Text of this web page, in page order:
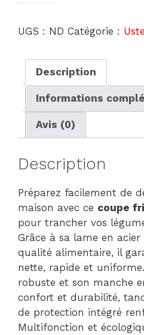
Frite
UGS : ND Catégorie :
Description
Informations
Avis (0)
Description
Préparez facilement de
maison avec ce coupe
pour trancher vos
Grâce à sa lame en
qualité alimentaire, il
nette, rapide et
robuste et son manche
confort et durabilité,
de protection intégré
Multifonction et